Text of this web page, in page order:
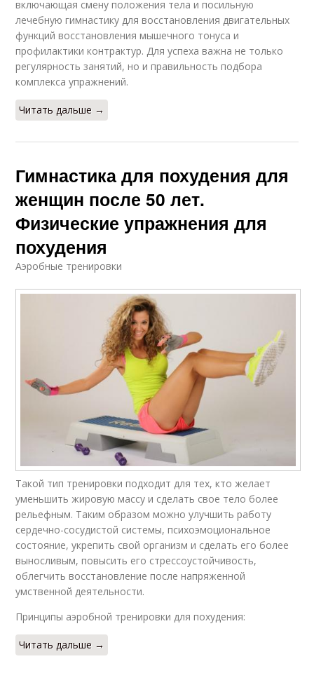
включающая смену положения тела и посильную
лечебную гимнастику для восстановления двигательных
функций восстановления мышечного тонуса и
профилактики контрактур. Для успеха важна не только
регулярность занятий, но и правильность подбора
комплекса упражнений.
Читать дальше →
Гимнастика для похудения для
женщин после 50 лет.
Физические упражнения для
похудения
Аэробные тренировки
Такой тип тренировки подходит для тех, кто желает
уменьшить жировую массу и сделать свое тело более
рельефным. Таким образом можно улучшить работу
сердечно-сосудистой системы, психоэмоциональное
состояние, укрепить свой организм и сделать его более
выносливым, повысить его стрессоустойчивость,
облегчить восстановление после напряженной
умственной деятельности.
Принципы аэробной тренировки для похудения:
Читать дальше →